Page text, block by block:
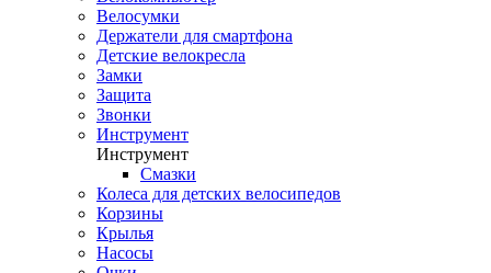
Велосумки
Держатели для смартфона
Детские велокресла
Замки
Защита
Звонки
Инструмент
Инструмент
Смазки
Колеса для детских велосипедов
Корзины
Крылья
Насосы